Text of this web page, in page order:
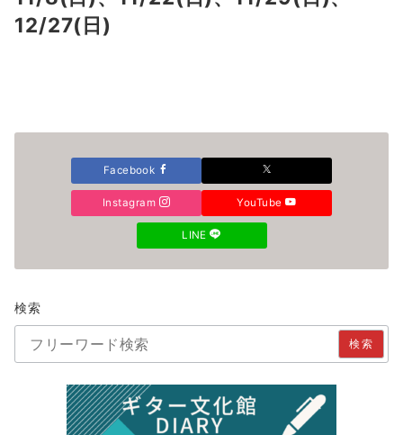
12/27(日)
Facebook
Instagram YouTube
LINE
検索
検索